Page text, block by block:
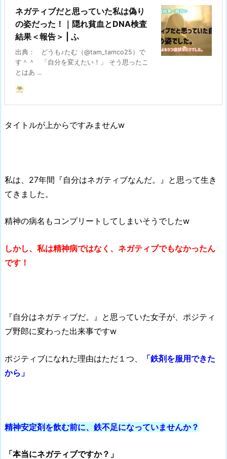
ネガティブだと思っていた私は偽り
の姿だった！｜隠れ貧血とDNA検査
結果＜報告＞ | ふ
出典： どうも♪たむ（@tam_tamco25）で
す＾＾ 「自分を変えたい！」 そう思ったこ
とはあ ...
タイトルが上からですみませんw
私は、27年間『自分はネガティブなんだ。』と思って生き
てきました。
精神の病名もコンプリートしてしまいそうでしたw
しかし、私は精神病ではなく、ネガティブでもなかったん
です！
『自分はネガティブだ。』と思っていた女子が、ポジティ
ブ野郎に変わった出来事ですw
ポジティブになれた理由はただ１つ、
「鉄剤を服用できた
から」
精神安定剤を飲む前に、鉄不足になっていませんか？
「本当にネガティブですか？」